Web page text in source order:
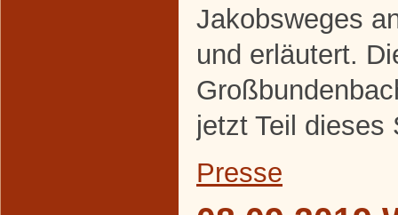
Jakobsweges
und erläutert.
jetzt Teil dieses
Presse